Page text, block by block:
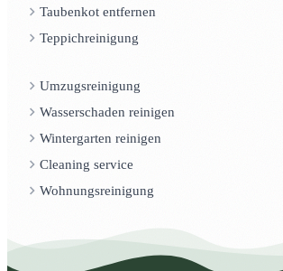
Taubenkot entfernen
Teppichreinigung
Umzugsreinigung
Wasserschaden reinigen
Wintergarten reinigen
Cleaning service
Wohnungsreinigung